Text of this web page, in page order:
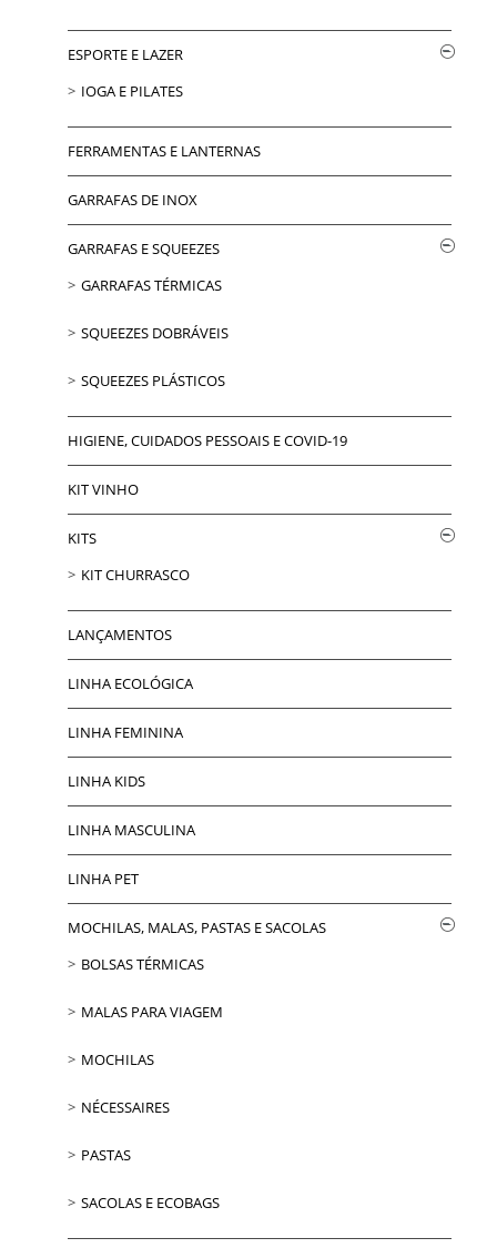
ESPORTE E LAZER
IOGA E PILATES
FERRAMENTAS E LANTERNAS
GARRAFAS DE INOX
GARRAFAS E SQUEEZES
GARRAFAS TÉRMICAS
SQUEEZES DOBRÁVEIS
SQUEEZES PLÁSTICOS
HIGIENE, CUIDADOS PESSOAIS E COVID-19
KIT VINHO
KITS
KIT CHURRASCO
LANÇAMENTOS
LINHA ECOLÓGICA
LINHA FEMININA
LINHA KIDS
LINHA MASCULINA
LINHA PET
MOCHILAS, MALAS, PASTAS E SACOLAS
BOLSAS TÉRMICAS
MALAS PARA VIAGEM
MOCHILAS
NÉCESSAIRES
PASTAS
SACOLAS E ECOBAGS